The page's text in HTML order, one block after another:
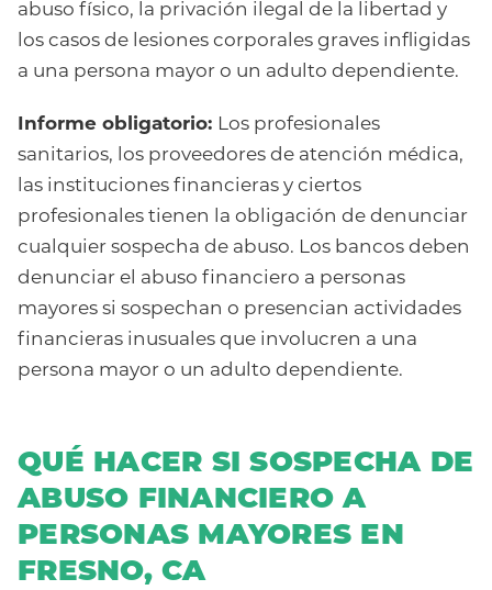
abuso físico, la privación ilegal de la libertad y
los casos de lesiones corporales graves infligidas
a una persona mayor o un adulto dependiente.
Informe obligatorio: Los profesionales
sanitarios, los proveedores de atención médica,
las instituciones financieras y ciertos
profesionales tienen la obligación de denunciar
cualquier sospecha de abuso. Los bancos deben
denunciar el abuso financiero a personas
mayores si sospechan o presencian actividades
financieras inusuales que involucren a una
persona mayor o un adulto dependiente.
QUÉ HACER SI SOSPECHA DE
ABUSO FINANCIERO A
PERSONAS MAYORES EN
FRESNO, CA